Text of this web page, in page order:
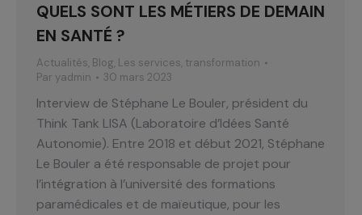
QUELS SONT LES MÉTIERS DE DEMAIN
EN SANTÉ ?
Actualités, Blog, Les services, transformation
Par yadmin 30 mars 2023
Interview de Stéphane Le Bouler, président du
Think Tank LISA (Laboratoire d’Idées Santé
Autonomie). Entre 2018 et début 2021, Stéphane
Le Bouler a été responsable de projet pour
l’intégration à l’université des formations
paramédicales et de maïeutique, pour les